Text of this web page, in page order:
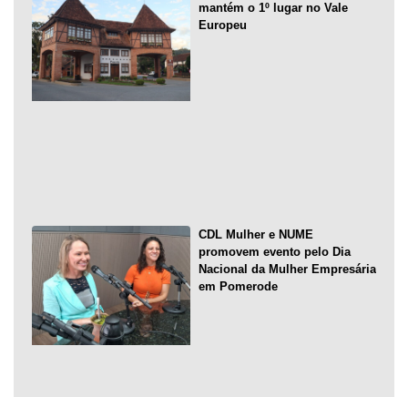
mantém o 1º lugar no Vale
Europeu
CDL Mulher e NUME
promovem evento pelo Dia
Nacional da Mulher Empresária
em Pomerode